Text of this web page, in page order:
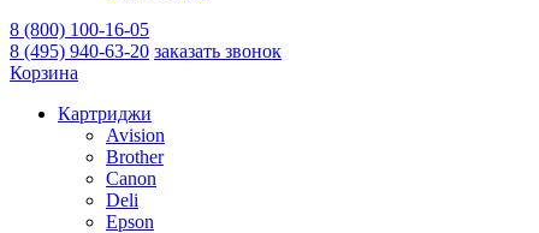
8 (800) 100-16-05
8 (495) 940-63-20 заказать звонок
Корзина
Картриджи
Avision
Brother
Canon
Deli
Epson